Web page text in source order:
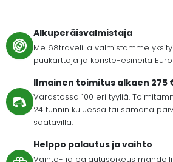
Alkuperäisvalmistaja
Me 68travelilla valmistamme
puukarttoja ja koriste-esineitä
Ilmainen toimitus alkaen 275
Varastossa 100 eri tyyliä.
24 tunnin kuluessa tai samana
saatavilla.
Helppo palautus ja vaihto
Vaihto- ja palautusoikeus